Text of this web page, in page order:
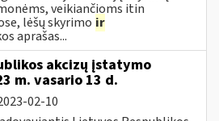
veikiančioms itin
lėšų skyrimo ir
aprašas...
akcizų įstatymo
m. vasario 13 d.
02-10